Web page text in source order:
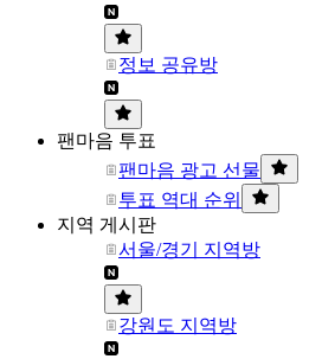
정보 공유방
팬마음 투표
팬마음 광고 선물
투표 역대 순위
지역 게시판
서울/경기 지역방
강원도 지역방